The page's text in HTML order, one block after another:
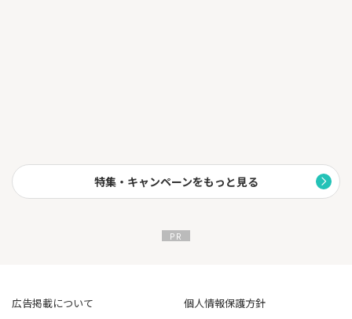
特集・キャンペーンをもっと見る
広告掲載について
個人情報保護方針